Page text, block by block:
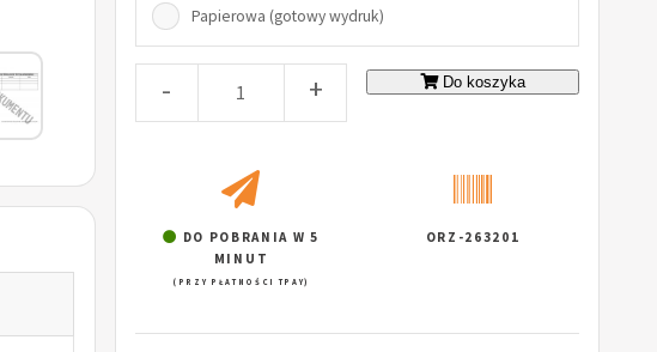
Papierowa (gotowy wydruk)
- + Do koszyka
DO POBRANIA W 5
MINUT
(PRZY PŁATNOŚCI TPAY)
ORZ-263201